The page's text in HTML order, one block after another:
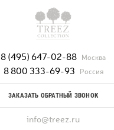
8 (495) 647-02-88 Москва
8 800 333-69-93 Россия
ЗАКАЗАТЬ ОБРАТНЫЙ ЗВОНОК
info@treez.ru